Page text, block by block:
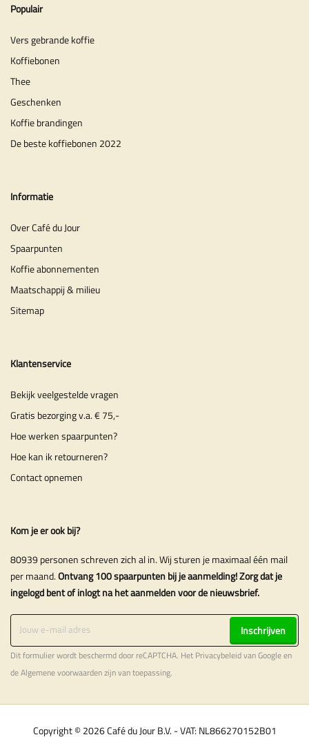
Populair
Vers gebrande koffie
Koffiebonen
Thee
Geschenken
Koffie brandingen
De beste koffiebonen 2022
Informatie
Over Café du Jour
Spaarpunten
Koffie abonnementen
Maatschappij & milieu
Sitemap
Klantenservice
Bekijk veelgestelde vragen
Gratis bezorging v.a. € 75,-
Hoe werken spaarpunten?
Hoe kan ik retourneren?
Contact opnemen
Kom je er ook bij?
80939 personen schreven zich al in. Wij sturen je maximaal één mail
per maand.Ontvang 100 spaarpunten bij je aanmelding! Zorg dat je
ingelogd bent of inlogt na het aanmelden voor de nieuwsbrief.
Inschrijven
Dit formulier wordt beschermd door reCAPTCHA. Het Privacybeleidvan Google en
deAlgemene voorwaardenzijn van toepassing.
Copyright © 2026 Café du Jour B.V. - VAT: NL866270152B01